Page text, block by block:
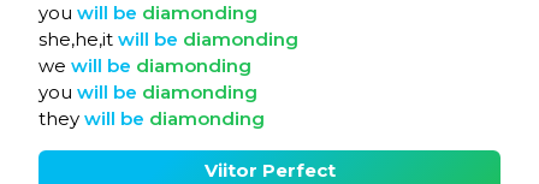
you will be diamonding
she,he,it will be diamonding
we will be diamonding
you will be diamonding
they will be diamonding
Viitor Perfect